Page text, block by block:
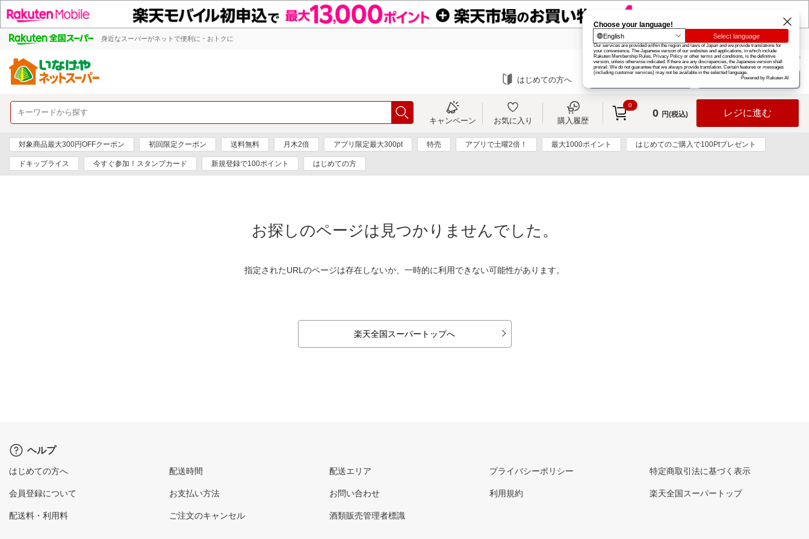
身近なスーパーがネットで便利に・おトクに 楽天グループ カード
お知らせ ヘルプ
はじめての方へ ログイン
キャンペーン お気に入り 購入履歴
0
0 円(税込) レジに進む
対象商品最大300円OFFクーポン 初回限定クーポン 送料無料 月木2倍 アプリ限定最大300pt 特売 アプリで土曜2倍！ 最大1000ポイント はじめてのご購入で100Ptプレゼント
ドキップライス 今すぐ参加！スタンプカード 新規登録で100ポイント はじめての方
お探しのページは見つかりませんでした。
指定されたURLのページは存在しないか、一時的に利用できない可能性があります。
楽天全国スーパートップへ
ヘルプ
はじめての方へ
会員登録について
配送料・利用料
配送時間
お支払い方法
ご注文のキャンセル
配送エリア
お問い合わせ
酒類販売管理者標識
プライバシーポリシー
利用規約
特定商取引法に基づく表示
楽天全国スーパートップ